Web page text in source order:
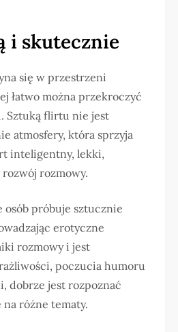
i skutecznie
się w przestrzeni
łatwo można przekroczyć
Sztuką flirtu nie jest
atmosfery, która sprzyja
inteligentny, lekki,
rozmowy.
próbuje sztucznie
erotyczne
rozmowy i jest
poczucia humoru
dobrze jest rozpoznać
różne tematy.